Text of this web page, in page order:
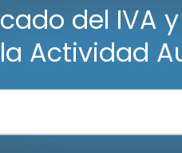
del IVA
Actividad